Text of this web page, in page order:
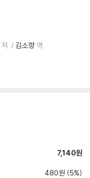
저 김소향 역
7,140원
480원 (5%)